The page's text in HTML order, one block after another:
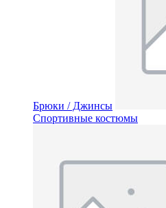
Брюки / Джинсы
Спортивные костюмы